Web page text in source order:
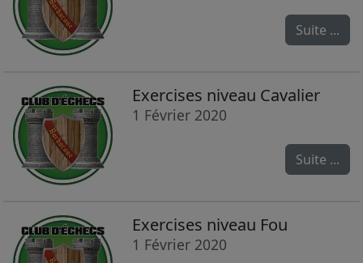
Suite ...
Exercises niveau Cavalier
1 Février 2020
Suite ...
Exercises niveau Fou
1 Février 2020